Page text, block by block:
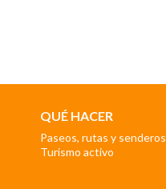
QUÉ HACER
Paseos, rutas y senderos
Turismo activo